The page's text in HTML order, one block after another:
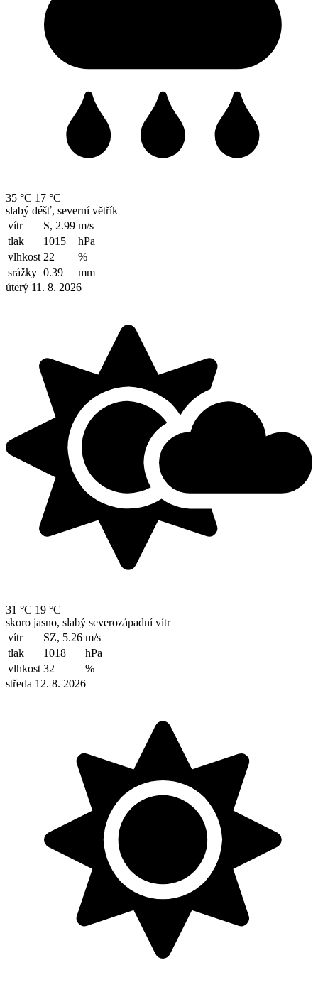
35 °C 17 °C
slabý déšť, severní větřík
vítr
S, 2.99 m/s
tlak
1015
hPa
vlhkost 22
%
srážky 0.39
mm
úterý 11. 8. 2026
31 °C 19 °C
skoro jasno, slabý severozápadní vítr
vítr
SZ, 5.26 m/s
tlak
1018
hPa
vlhkost 32
%
středa 12. 8. 2026